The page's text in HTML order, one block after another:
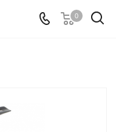
0